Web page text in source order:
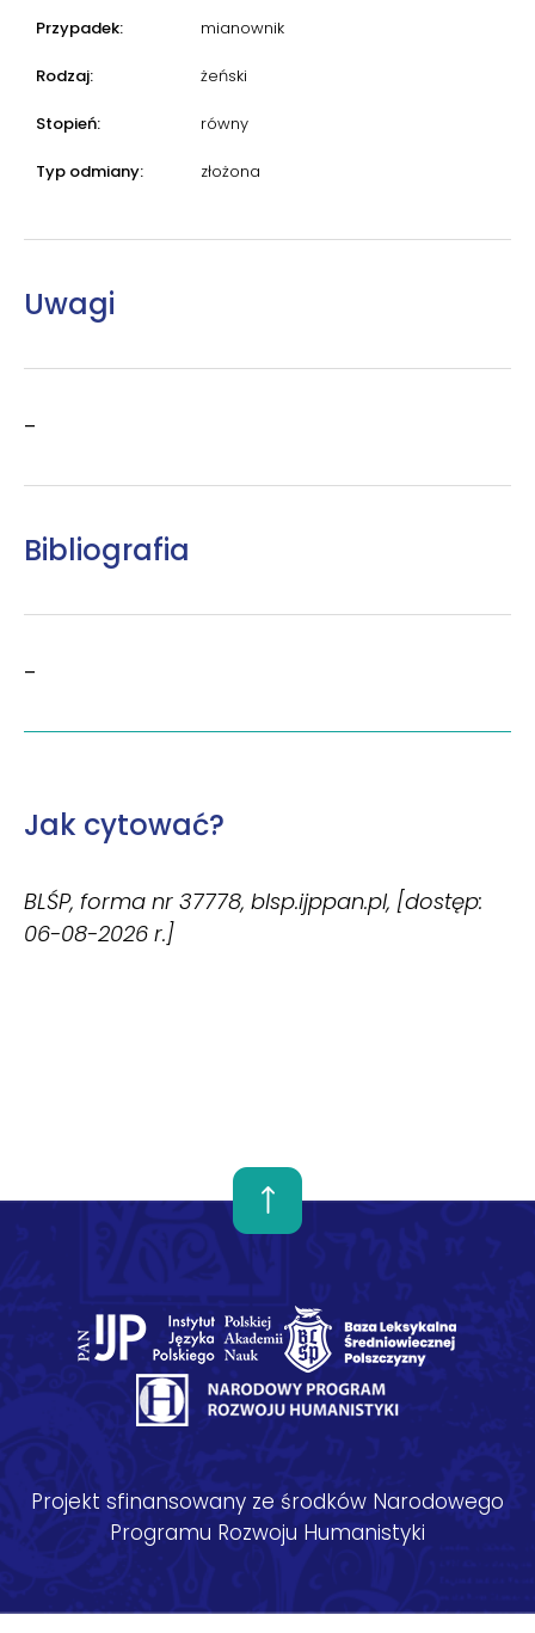
Przypadek: mianownik
Rodzaj: żeński
Stopień: równy
Typ odmiany: złożona
Uwagi
–
Bibliografia
–
Jak cytować?
BLŚP, forma nr 37778, blsp.ijppan.pl, [dostęp:
06-08-2026 r.]
Projekt sfinansowany ze środków Narodowego
Programu Rozwoju Humanistyki